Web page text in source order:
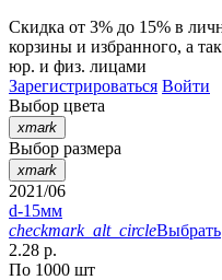
Скидка от 3% до 15% в
корзины и избранного, а
юр. и физ. лицами
Зарегистрироваться Войти
Выбор цвета
xmark
Выбор размера
xmark
2021/06
d-15мм
checkmark_alt_circleВыбрать
2.28 р.
По 1000 шт